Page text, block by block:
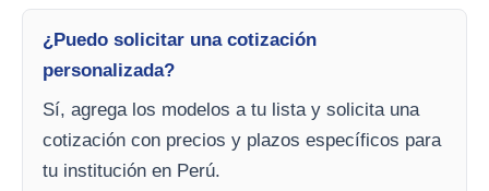
¿Puedo solicitar una cotización
personalizada?
Sí, agrega los modelos a tu lista y solicita una
cotización con precios y plazos específicos para
tu institución en Perú.